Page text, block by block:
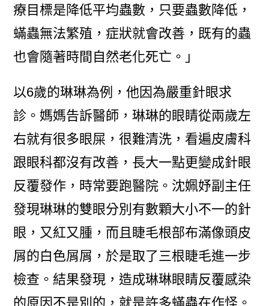
療目標是降低平均蟲數，只要蟲數降低，
蟎蟲無法繁殖，症狀就會改善，既有的蟲
也會隨著時間自然老化死亡。」
以6歲的琳琳為例，他因為嚴重針眼求
診。媽媽告訴醫師，琳琳的眼睛從兩歲左
右就有很多眼屎，很難清洗，看遍皮膚科
跟眼科都沒有改善，長大一點更變成針眼
反覆發作，時常要跑醫院。沈姵妤副主任
發現琳琳的雙眼分別有數顆大小不一的針
眼，又紅又腫，而且睫毛根部布滿像頭皮
屑的白色屑屑，於是取了三根睫毛進一步
檢查。結果發現，造成琳琳眼睛反覆感染
的原因不是別的，就是許多蟎蟲在作怪。